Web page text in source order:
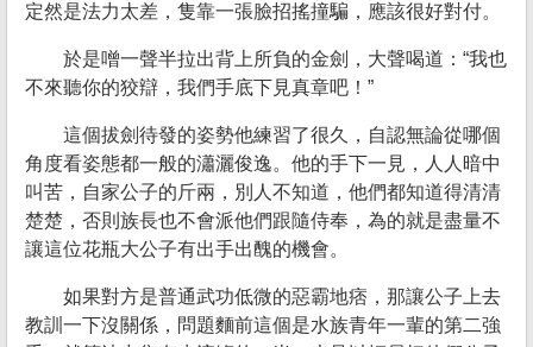
定然是法力太差，隻靠一張臉招搖撞騙，應該很好對付。
於是噌一聲半拉出背上所負的金劍，大聲喝道：“我也
不來聽你的狡辯，我們手底下見真章吧！”
這個拔劍待發的姿勢他練習了很久，自認無論從哪個
角度看姿態都一般的瀟灑俊逸。他的手下一見，人人暗中
叫苦，自家公子的斤兩，別人不知道，他們都知道得清清
楚楚，否則族長也不會派他們跟隨侍奉，為的就是盡量不
讓這位花瓶大公子有出手出醜的機會。
如果對方是普通武功低微的惡霸地痞，那讓公子上去
教訓一下沒關係，問題麵前這個是水族青年一輩的第二強